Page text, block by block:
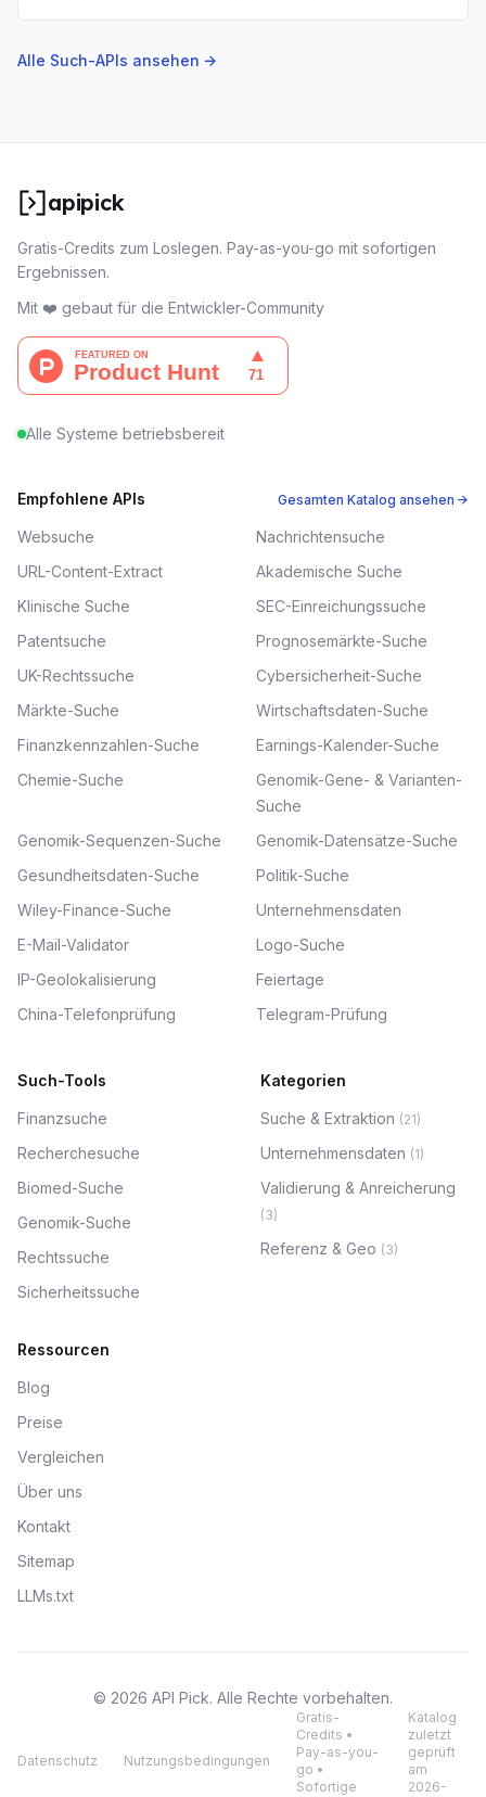
Alle Such-APIs ansehen →
apipick
Gratis-Credits zum Loslegen. Pay-as-you-go mit sofortigen
Ergebnissen.
Mit ❤️ gebaut für die Entwickler-Community
Alle Systeme betriebsbereit
Empfohlene APIs Gesamten Katalog ansehen →
Websuche
Nachrichtensuche
URL-Content-Extract
Akademische Suche
Klinische Suche
SEC-Einreichungssuche
Patentsuche
Prognosemärkte-Suche
UK-Rechtssuche
Cybersicherheit-Suche
Märkte-Suche
Wirtschaftsdaten-Suche
Finanzkennzahlen-Suche
Earnings-Kalender-Suche
Chemie-Suche
Genomik-Gene- & Varianten-
Suche
Genomik-Sequenzen-Suche
Genomik-Datensätze-Suche
Gesundheitsdaten-Suche
Politik-Suche
Wiley-Finance-Suche
Unternehmensdaten
E-Mail-Validator
Logo-Suche
IP-Geolokalisierung
Feiertage
China-Telefonprüfung
Telegram-Prüfung
Such-Tools
Finanzsuche
Recherchesuche
Biomed-Suche
Genomik-Suche
Rechtssuche
Sicherheitssuche
Kategorien
Suche & Extraktion (21)
Unternehmensdaten (1)
Validierung & Anreicherung
(3)
Referenz & Geo (3)
Ressourcen
Blog
Preise
Vergleichen
Über uns
Kontakt
Sitemap
LLMs.txt
© 2026 API Pick. Alle Rechte vorbehalten.
Datenschutz Nutzungsbedingungen
Gratis-
Credits •
Pay-as-you-
go •
Sofortige
Katalog
zuletzt
geprüft
am
2026-